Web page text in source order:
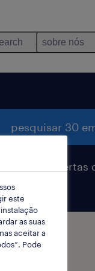
sobre nós
pesquisar 30
receber
este
as suas
aceitar a
Pode